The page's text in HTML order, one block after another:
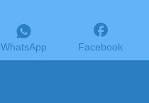
WhatsApp Facebook